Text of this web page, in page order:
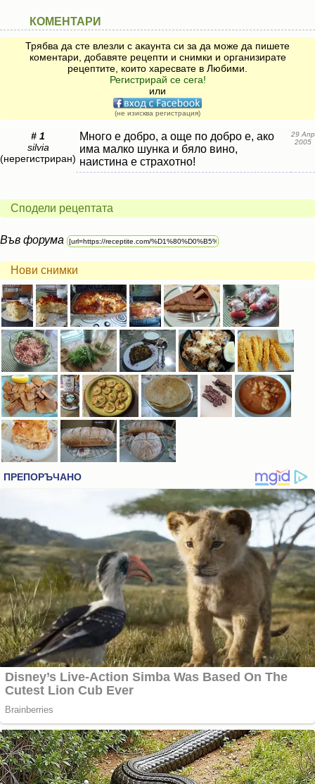
КОМЕНТАРИ
Трябва да сте влезли с акаунта си за да може да пишете
коментари, добавяте рецепти и снимки и организирате
рецептите, които харесвате в Любими.
Регистрирай се сега!
или
(не изисква регистрация)
# 1
silvia
(нерегистриран)
Много е добро, а още по добро е, ако
има малко шунка и бяло вино,
наистина е страхотно!
29 Апр
2005
Сподели рецептата
Във форума
Нови снимки